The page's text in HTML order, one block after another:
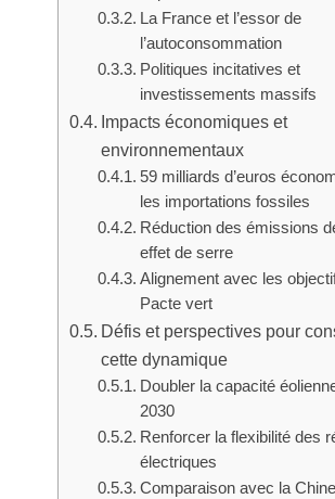
La France et l’essor de
l’autoconsommation
Politiques incitatives et
investissements massifs
Impacts économiques et
environnementaux
59 milliards d’euros
les importations fossiles
Réduction des émissions
effet de serre
Alignement avec les
Pacte vert
Défis et perspectives pour
cette dynamique
Doubler la capacité
2030
Renforcer la flexibilité des
électriques
Comparaison avec la